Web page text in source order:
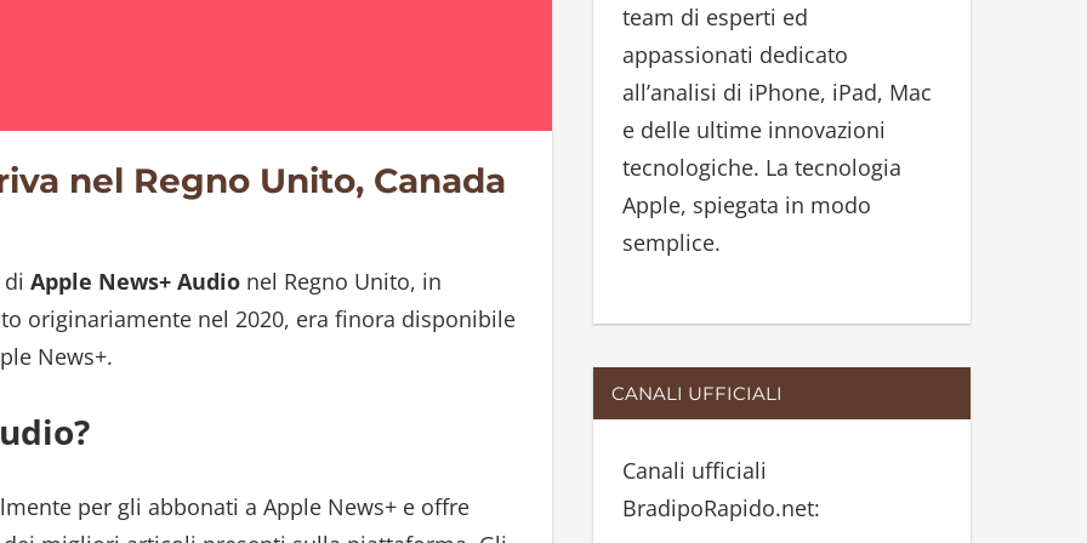
nel Regno Unito, Canada
Apple News+ Audionel Regno Unito, in
originariamente nel 2020, era finora disponibile
News+.
per gli abbonati a Apple News+ e offre
:
team di esperti ed
appassionati dedicato
all’analisi di iPhone, iPad, Mac
e delle ultime innovazioni
tecnologiche. La tecnologia
Apple, spiegata in modo
semplice.
CANALI UFFICIALI
Canali ufficiali
BradipoRapido.net: